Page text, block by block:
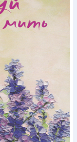
Галантерея
Вироби з дерева
Картини
Металеві
ігри Пакети
Хустки
Свічки
Головні убори
ігри
Пазли